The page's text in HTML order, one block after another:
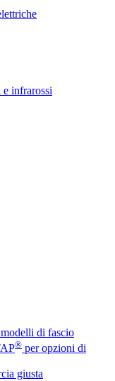
infrarossi
di fascio
® per opzioni di
giusta